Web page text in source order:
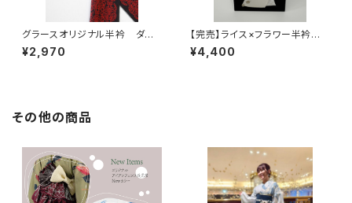
グラースオリジナル半衿 ダマ
スク×ユニコーン2 黒×赤 ポ
リエステル100％
¥2,970
【完売】ライス×フラワー半衿
クリーム ポリエステル100％
¥4,400
その他の商品